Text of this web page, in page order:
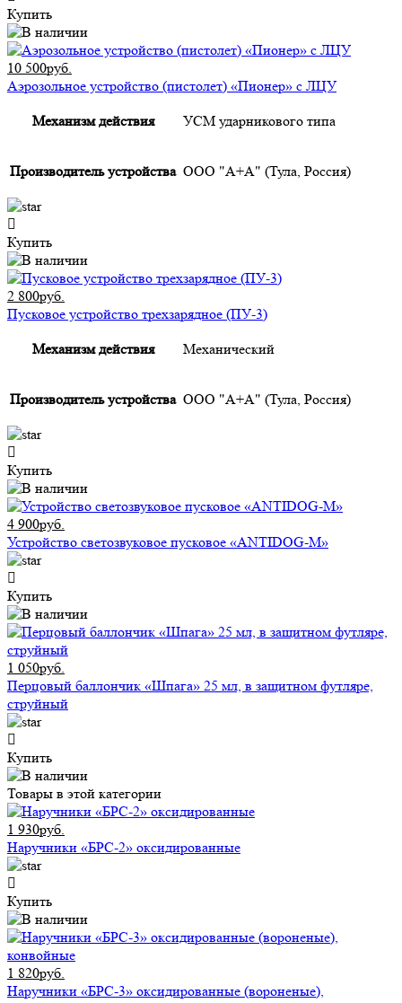
Купить
10 500руб.
Аэрозольное устройство (пистолет) «Пионер» с ЛЦУ
Механизм действия УСМ ударникового типа
Производитель устройства ООО "А+А" (Тула, Россия)
Купить
2 800руб.
Пусковое устройство трехзарядное (ПУ-3)
Механизм действия Механический
Производитель устройства ООО "А+А" (Тула, Россия)
Купить
4 900руб.
Устройство светозвуковое пусковое «ANTIDOG-M»
Купить
1 050руб.
Перцовый баллончик «Шпага» 25 мл, в защитном футляре,
струйный
Купить
Товары в этой категории
1 930руб.
Наручники «БРС-2» оксидированные
Купить
1 820руб.
Наручники «БРС-3» оксидированные (вороненые),